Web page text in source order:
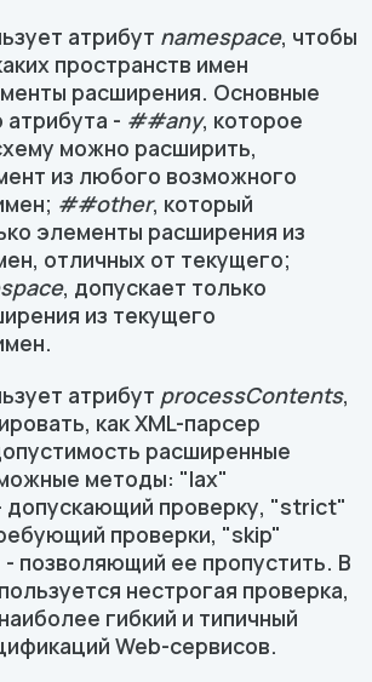
атрибут namespace, чтобы
пространств имен
расширения. Основные
атрибута - ##any, которое
можно расширить,
из любого возможного
##other, который
элементы расширения из
отличных от текущего;
, допускает только
из текущего
атрибут processContents,
как XML-парсер
расширенные
методы: "lax"
допускающий проверку, "strict"
проверки, "skip"
позволяющий ее пропустить. В
нестрогая проверка,
гибкий и типичный
Web-сервисов.